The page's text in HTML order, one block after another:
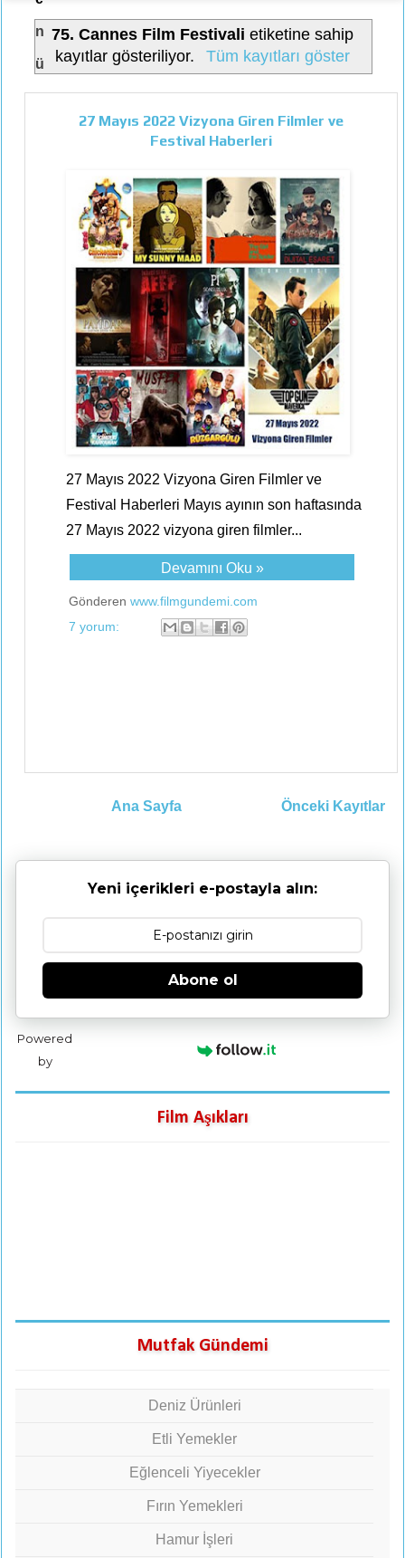
n
ü
75. Cannes Film Festivali etiketine sahip
kayıtlar gösteriliyor.
Tüm kayıtları göster
27 Mayıs 2022 Vizyona Giren Filmler ve
Festival Haberleri
27 Mayıs 2022 Vizyona Giren Filmler ve
Festival Haberleri Mayıs ayının son haftasında
27 Mayıs 2022 vizyona giren filmler...
Devamını Oku »
Gönderen www.filmgundemi.com
7 yorum:
Önceki Kayıtlar
Ana Sayfa
Yeni içerikleri e-postayla alın:
Abone ol
Powered
by
Film Aşıkları
Mutfak Gündemi
Deniz Ürünleri
Etli Yemekler
Eğlenceli Yiyecekler
Fırın Yemekleri
Hamur İşleri